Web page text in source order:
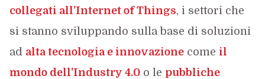
collegati all’Internet of Things, i settori che
si stanno sviluppando sulla base di soluzioni
ad alta tecnologia e innovazionecome il
mondo dell’Industry 4.0o le pubbliche